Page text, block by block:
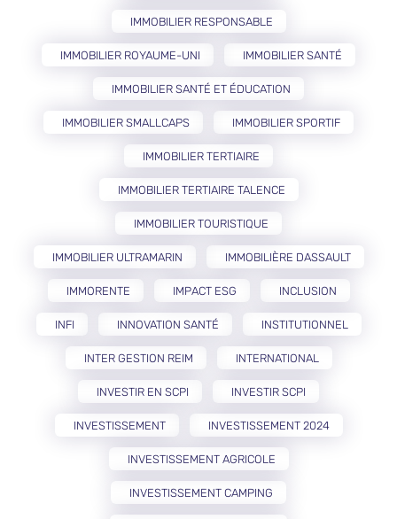
IMMOBILIER RESPONSABLE
IMMOBILIER ROYAUME-UNI IMMOBILIER SANTÉ
IMMOBILIER SANTÉ ET ÉDUCATION
IMMOBILIER SMALLCAPS IMMOBILIER SPORTIF
IMMOBILIER TERTIAIRE
IMMOBILIER TERTIAIRE TALENCE
IMMOBILIER TOURISTIQUE
IMMOBILIER ULTRAMARIN IMMOBILIÈRE DASSAULT
IMMORENTE IMPACT ESG INCLUSION
INFI INNOVATION SANTÉ INSTITUTIONNEL
INTER GESTION REIM INTERNATIONAL
INVESTIR EN SCPI INVESTIR SCPI
INVESTISSEMENT INVESTISSEMENT 2024
INVESTISSEMENT AGRICOLE
INVESTISSEMENT CAMPING